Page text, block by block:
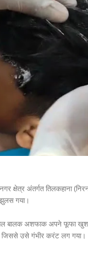
अंतर्गत तिलकहाना
गया।
बालक अशफाक अपने फूफा
उसे गंभीर करंट लग गया।